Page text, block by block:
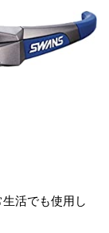
活でも使用し